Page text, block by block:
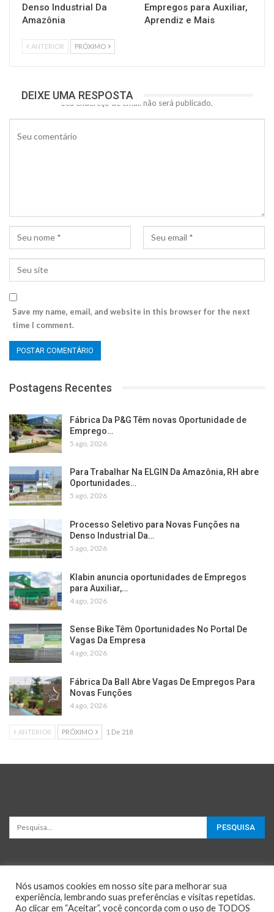
Denso Industrial Da
Amazônia
Empregos para Auxiliar,
Aprendiz e Mais
ANTERIOR PRÓXIMO
DEIXE UMA RESPOSTA
Seu endereço de email não será publicado.
Save my name, email, and website in this browser for the next
time I comment.
Postagens Recentes
Fábrica Da P&G Têm novas Oportunidade de
Emprego…
5 ago, 2026
Para Trabalhar Na ELGIN Da Amazônia, RH abre
Oportunidades…
5 ago, 2026
Processo Seletivo para Novas Funções na
Denso Industrial Da…
5 ago, 2026
Klabin anuncia oportunidades de Empregos
para Auxiliar,…
4 ago, 2026
Sense Bike Têm Oportunidades No Portal De
Vagas Da Empresa
4 ago, 2026
Fábrica Da Ball Abre Vagas De Empregos Para
Novas Funções
4 ago, 2026
ANTERIOR PRÓXIMO 1 De 218
Nós usamos cookies em nosso site para melhorar sua
experiência, lembrando suas preferências e visitas repetidas.
Ao clicar em “Aceitar”, você concorda com o uso de TODOS